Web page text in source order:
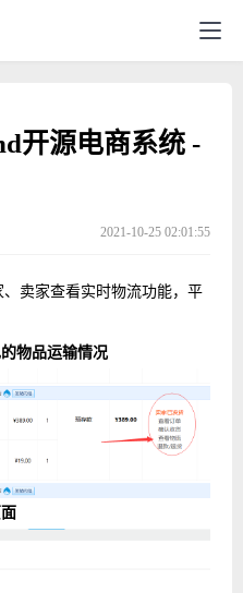
开源电商系统 -
2021-10-25 02:01:55
、卖家查看实时物流功能，平
物品运输情况